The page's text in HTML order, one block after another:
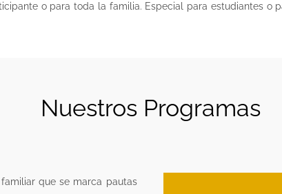
o para toda la familia. Especial para estudiantes o
Nuestros Programas
que se marca pautas